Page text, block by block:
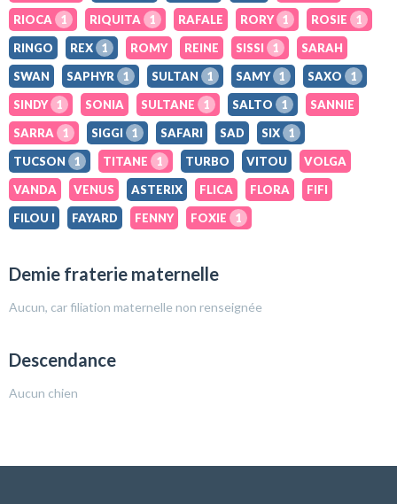
RIOCA
1 RIQUITA 1 RAFALE RORY 1 ROSIE
1
RINGO
REX 1 ROMY REINE SISSI 1
SARAH
SWAN
SAPHYR 1 SULTAN 1 SAMY 1 SAXO
1
SINDY 1 SONIA SULTANE 1 SALTO 1
SANNIE
SARRA
1 SIGGI 1 SAFARI SAD SIX
1
TUCSON
1 TITANE 1 TURBO VITOU
VOLGA
VANDA
VENUS ASTERIX FLICA FLORA
FIFI
FILOU I
FAYARD FENNY FOXIE 1
Demie fraterie maternelle
Aucun, car filiation maternelle non renseignée
Descendance
Aucun chien